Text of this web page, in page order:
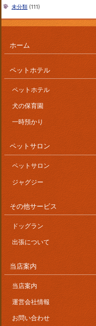
未分類 (111)
ホーム
ペットホテル
ペットホテル
犬の保育園
一時預かり
ペットサロン
ペットサロン
ジャグジー
その他サービス
ドッグラン
出張について
当店案内
当店案内
運営会社情報
お問い合わせ